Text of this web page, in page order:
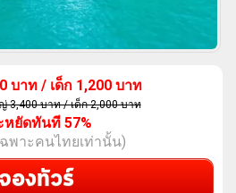
บาท/ เด็ก 1,200 บาท
3,400 บาท / เด็ก 2,000 บาท
หยัดทันที 57%
พาะคนไทยเท่านั้น)
องทัวร์